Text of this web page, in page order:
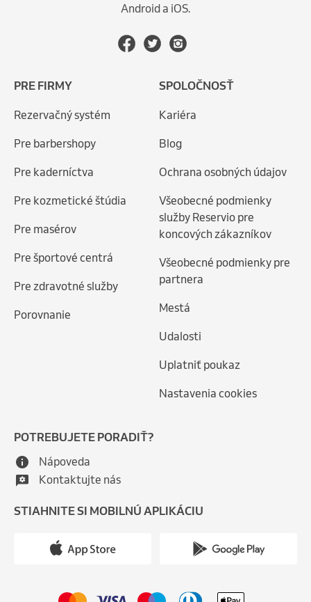
Android a iOS.
PRE FIRMY
Rezervačný systém
Pre barbershopy
Pre kaderníctva
Pre kozmetické štúdia
Pre masérov
Pre športové centrá
Pre zdravotné služby
Porovnanie
SPOLOČNOSŤ
Kariéra
Blog
Ochrana osobných údajov
Všeobecné podmienky
služby Reservio pre
koncových zákazníkov
Všeobecné podmienky pre
partnera
Mestá
Udalosti
Uplatniť poukaz
Nastavenia cookies
POTREBUJETE PORADIŤ?
Nápoveda
Kontaktujte nás
STIAHNITE SI MOBILNÚ APLIKÁCIU